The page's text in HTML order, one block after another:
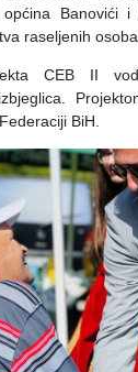
Banovići
raseljenih osoba
CEB II
BiH.